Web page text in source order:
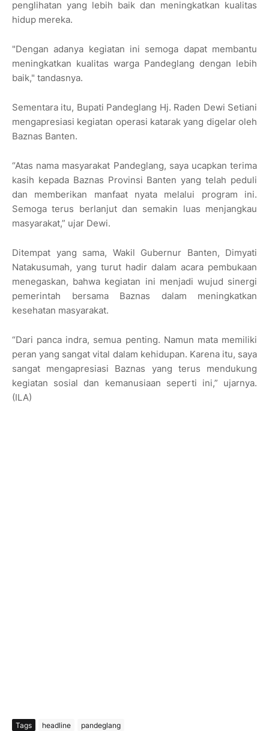
penglihatan yang lebih baik dan meningkatkan kualitas
hidup mereka.
"Dengan adanya kegiatan ini semoga dapat membantu
meningkatkan kualitas warga Pandeglang dengan lebih
baik," tandasnya.
Sementara itu, Bupati Pandeglang Hj. Raden Dewi Setiani
mengapresiasi kegiatan operasi katarak yang digelar oleh
Baznas Banten.
“Atas nama masyarakat Pandeglang, saya ucapkan terima
kasih kepada Baznas Provinsi Banten yang telah peduli
dan memberikan manfaat nyata melalui program ini.
Semoga terus berlanjut dan semakin luas menjangkau
masyarakat,” ujar Dewi.
Ditempat yang sama, Wakil Gubernur Banten, Dimyati
Natakusumah, yang turut hadir dalam acara pembukaan
menegaskan, bahwa kegiatan ini menjadi wujud sinergi
pemerintah bersama Baznas dalam meningkatkan
kesehatan masyarakat.
“Dari panca indra, semua penting. Namun mata memiliki
peran yang sangat vital dalam kehidupan. Karena itu, saya
sangat mengapresiasi Baznas yang terus mendukung
kegiatan sosial dan kemanusiaan seperti ini,” ujarnya.
(ILA)
Tags headline pandeglang